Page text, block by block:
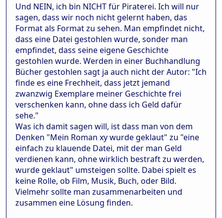
Und NEIN, ich bin NICHT für Piraterei. Ich will nur
sagen, dass wir noch nicht gelernt haben, das
Format als Format zu sehen. Man empfindet nicht,
dass eine Datei gestohlen wurde, sonder man
empfindet, dass seine eigene Geschichte
gestohlen wurde. Werden in einer Buchhandlung
Bücher gestohlen sagt ja auch nicht der Autor: "Ich
finde es eine Frechheit, dass jetzt jemand
zwanzwig Exemplare meiner Geschichte frei
verschenken kann, ohne dass ich Geld dafür
sehe."
Was ich damit sagen will, ist dass man von dem
Denken "Mein Roman xy wurde geklaut" zu "eine
einfach zu klauende Datei, mit der man Geld
verdienen kann, ohne wirklich bestraft zu werden,
wurde geklaut" umsteigen sollte. Dabei spielt es
keine Rolle, ob Film, Musik, Buch, oder Bild.
Vielmehr sollte man zusammenarbeiten und
zusammen eine Lösung finden.